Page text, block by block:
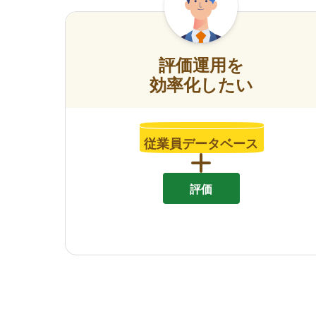
評価運用を
効率化したい
従業員データベース
評価